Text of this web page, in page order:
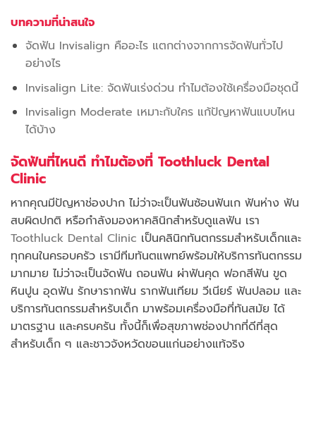
บทความที่น่าสนใจ
จัดฟัน Invisalign คืออะไร แตกต่างจากการจัดฟันทั่วไป
อย่างไร
Invisalign Lite: จัดฟันเร่งด่วน ทำไมต้องใช้เครื่องมือชุดนี้
Invisalign Moderate เหมาะกับใคร แก้ปัญหาฟันแบบไหน
ได้บ้าง
จัดฟันที่ไหนดี ทำไมต้องที่ Toothluck Dental
Clinic
หากคุณมีปัญหาช่องปาก ไม่ว่าจะเป็นฟันซ้อนฟันเก ฟันห่าง ฟัน
สบผิดปกติ หรือกำลังมองหาคลินิกสำหรับดูแลฟัน เรา
Toothluck Dental Clinic เป็นคลินิกทันตกรรมสำหรับเด็กและ
ทุกคนในครอบครัว เรามีทีมทันตแพทย์พร้อมให้บริการทันตกรรม
มากมาย ไม่ว่าจะเป็นจัดฟัน ถอนฟัน ผ่าฟันคุด ฟอกสีฟัน ขูด
หินปูน อุดฟัน รักษารากฟัน รากฟันเทียม วีเนียร์ ฟันปลอม และ
บริการทันตกรรมสำหรับเด็ก มาพร้อมเครื่องมือที่ทันสมัย ได้
มาตรฐาน และครบครัน ทั้งนี้ก็เพื่อสุขภาพช่องปากที่ดีที่สุด
สำหรับเด็ก ๆ และชาวจังหวัดขอนแก่นอย่างแท้จริง